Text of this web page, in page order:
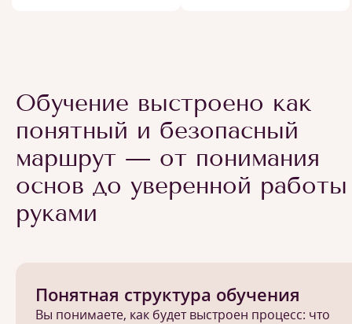
Обучение выстроено как
понятный и безопасный
маршрут — от понимания
основ до уверенной работы
руками
Понятная структура обучения
Вы понимаете, как будет выстроен процесс: что